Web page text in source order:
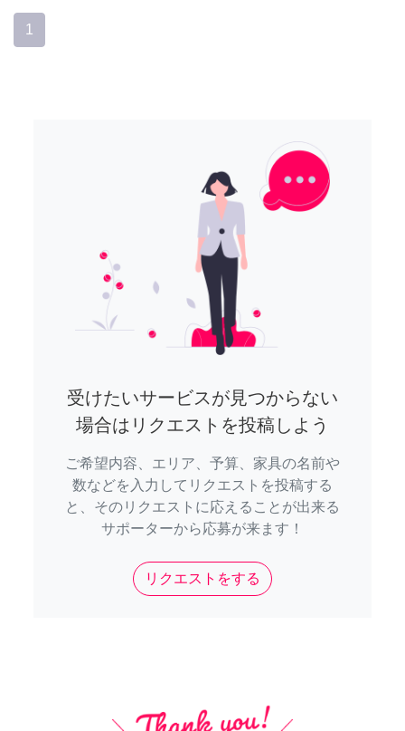
1
受けたいサービスが見つからない
場合はリクエストを投稿しよう
ご希望内容、エリア、予算、家具の名前や
数などを入力してリクエストを投稿する
と、そのリクエストに応えることが出来る
サポーターから応募が来ます！
リクエストをする